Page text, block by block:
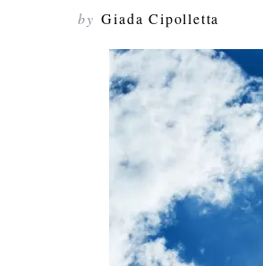
by Giada Cipolletta